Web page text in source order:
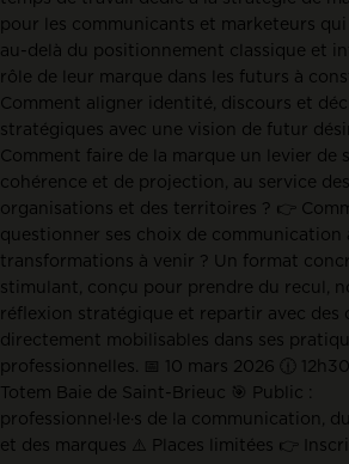
pour les communicants et marketeurs
au-delà du positionnement classique et
rôle de leur marque dans les futurs à
Comment aligner identité, discours et
stratégiques avec une vision de futur
Comment faire de la marque un levier de
cohérence et de projection, au service des
organisations et des territoires ? 👉
questionner ses choix de communication
transformations à venir ? Un format
stimulant, conçu pour prendre du recul,
réflexion stratégique et repartir avec des
directement mobilisables dans ses
professionnelles. 📅 10 mars 2026 🕧
Totem Baie de Saint-Brieuc 🎯 Public :
professionnel·le·s de la communication,
et des marques ⚠️ Places limitées 👉